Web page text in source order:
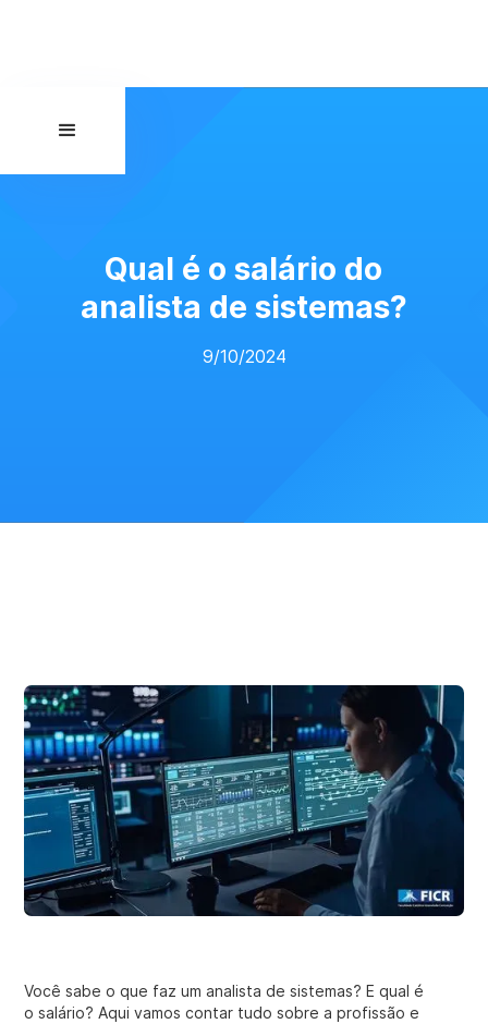
Qual é o salário do
analista de sistemas?
9/10/2024
Você sabe o que faz um analista de sistemas? E qual é
o salário? Aqui vamos contar tudo sobre a profissão e